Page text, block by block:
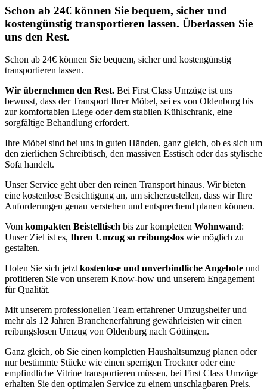
Schon ab 24€ können Sie bequem, sicher und
kostengünstig transportieren lassen. Überlassen Sie
uns den Rest.
Schon ab 24€ können Sie bequem, sicher und kostengünstig
transportieren lassen.
Wir übernehmen den Rest. Bei First Class Umzüge ist uns
bewusst, dass der Transport Ihrer Möbel, sei es von Oldenburg bis
zur komfortablen Liege oder dem stabilen Kühlschrank, eine
sorgfältige Behandlung erfordert.
Ihre Möbel sind bei uns in guten Händen, ganz gleich, ob es sich um
den zierlichen Schreibtisch, den massiven Esstisch oder das stylische
Sofa handelt.
Unser Service geht über den reinen Transport hinaus. Wir bieten
eine kostenlose Besichtigung an, um sicherzustellen, dass wir Ihre
Anforderungen genau verstehen und entsprechend planen können.
Vom kompakten Beistelltisch bis zur kompletten Wohnwand:
Unser Ziel ist es, Ihren Umzug so reibungslos wie möglich zu
gestalten.
Holen Sie sich jetzt kostenlose und unverbindliche Angebote und
profitieren Sie von unserem Know-how und unserem Engagement
für Qualität.
Mit unserem professionellen Team erfahrener Umzugshelfer und
mehr als 12 Jahren Branchenerfahrung gewährleisten wir einen
reibungslosen Umzug von Oldenburg nach Göttingen.
Ganz gleich, ob Sie einen kompletten Haushaltsumzug planen oder
nur bestimmte Stücke wie einen sperrigen Trockner oder eine
empfindliche Vitrine transportieren müssen, bei First Class Umzüge
erhalten Sie den optimalen Service zu einem unschlagbaren Preis.